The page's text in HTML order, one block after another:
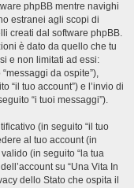
phpBB mentre navighi
estranei agli scopi di
creati dal software phpBB.
è dato da quello che tu
e non limitati ad essi:
da ospite”),
“il tuo account”) e l’invio di
“i tuoi messaggi”).
(in seguito “il tuo
al tuo account (in
(in seguito “la tua
su “Una Vita In
dello Stato che ospita il